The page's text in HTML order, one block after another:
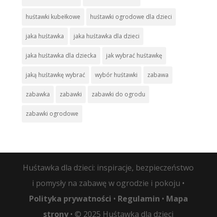
huśtawki kubełkowe huśtawki ogrodowe dla dzieci
jaka huśtawka jaka huśtawka dla dzieci
jaka huśtawka dla dziecka jak wybrać huśtawkę
jaką huśtawkę wybrać wybór huśtawki zabawa
zabawka zabawki zabawki do ogrodu
zabawki ogrodowe
Huśtawka dla dzieci: inspiracje, bezpieczeństwo
i pomysły na zabawę w ogrodzie i pokoju •
Polityka prywatności • Regulamin • Mapa
strony• © 2025 Huśtawka dla dzieci